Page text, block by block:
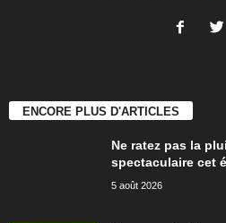
ENCORE PLUS D'ARTICLES
Ne ratez pas la
spectaculaire cet
5 août 2026